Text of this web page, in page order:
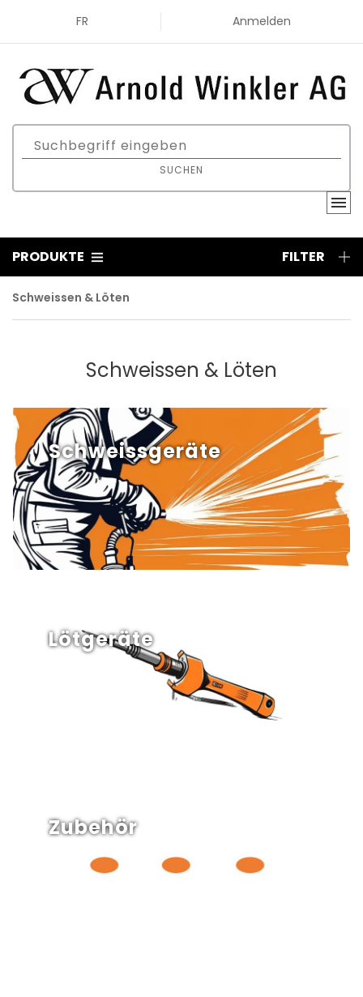
FR Anmelden
SUCHEN
PRODUKTE FILTER
Schweissen & Löten
Schweissen & Löten
Schweissgeräte
Lötgeräte
Zubehör